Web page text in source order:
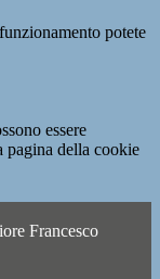
potete
essere
pagina della cookie
Francesco